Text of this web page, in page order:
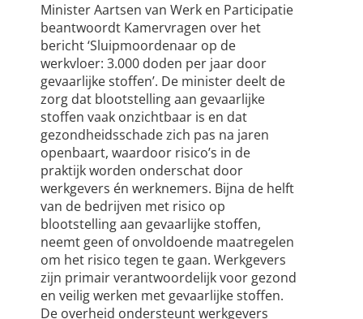
Minister Aartsen van Werk en Participatie
beantwoordt Kamervragen over het
bericht ‘Sluipmoordenaar op de
werkvloer: 3.000 doden per jaar door
gevaarlijke stoffen’. De minister deelt de
zorg dat blootstelling aan gevaarlijke
stoffen vaak onzichtbaar is en dat
gezondheidsschade zich pas na jaren
openbaart, waardoor risico’s in de
praktijk worden onderschat door
werkgevers én werknemers. Bijna de helft
van de bedrijven met risico op
blootstelling aan gevaarlijke stoffen,
neemt geen of onvoldoende maatregelen
om het risico tegen te gaan. Werkgevers
zijn primair verantwoordelijk voor gezond
en veilig werken met gevaarlijke stoffen.
De overheid ondersteunt werkgevers